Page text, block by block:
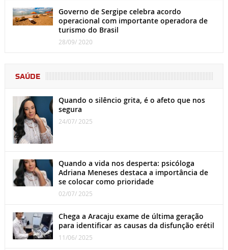
Governo de Sergipe celebra acordo
operacional com importante operadora de
turismo do Brasil
28/09/ 2020
SAÚDE
Quando o silêncio grita, é o afeto que nos
segura
24/07/ 2025
Quando a vida nos desperta: psicóloga
Adriana Meneses destaca a importância de
se colocar como prioridade
02/07/ 2025
Chega a Aracaju exame de última geração
para identificar as causas da disfunção erétil
11/06/ 2025